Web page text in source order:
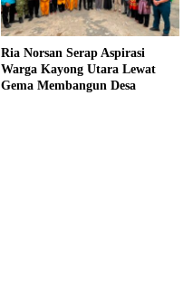
Ria Norsan Serap Aspirasi
Warga Kayong Utara Lewat
Gema Membangun Desa